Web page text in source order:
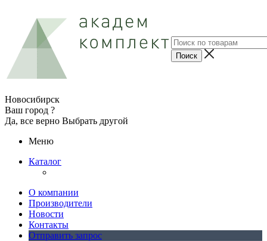
Новосибирск
Ваш город ?
Да, все верно Выбрать другой
Меню
Каталог
О компании
Производители
Новости
Контакты
Отправить запрос